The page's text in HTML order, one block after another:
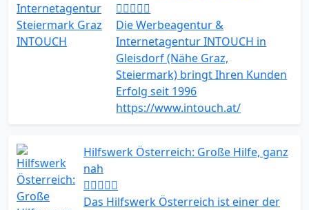
Die Werbeagentur &
Internetagentur INTOUCH in
Gleisdorf (Nähe Graz,
Steiermark) bringt Ihren Kunden
Erfolg seit 1996
https://www.intouch.at/
Hilfswerk Österreich: Große Hilfe, ganz
nah
Das Hilfswerk Österreich ist einer der